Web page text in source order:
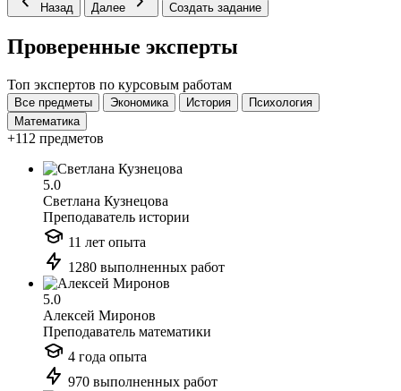
Назад Далее Создать задание
Проверенные эксперты
Топ экспертов по курсовым работам
Все предметы Экономика История
Психология
Математика
+112 предметов
5.0
Светлана Кузнецова
Преподаватель истории
11 лет опыта
1280 выполненных работ
5.0
Алексей Миронов
Преподаватель математики
4 года опыта
970 выполненных работ